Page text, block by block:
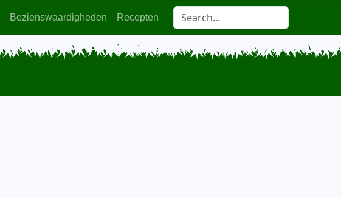
Bezienswaardigheden Recepten